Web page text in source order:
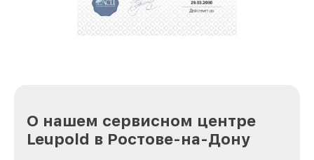
репутацию. Мы постоянно совершенствуемся и
О нашем сервисном центре
Leupold в Ростове-на-Дону